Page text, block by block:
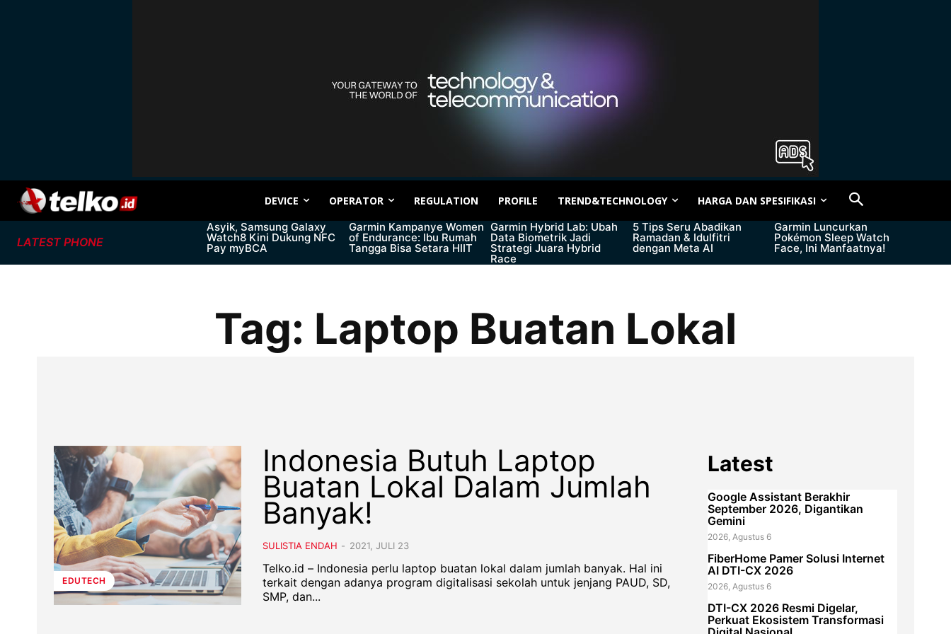
DEVICE OPERATOR REGULATION PROFILE TREND&TECHNOLOGY HARGA DAN SPESIFIKASI
LATEST PHONE
Asyik, Samsung Galaxy
Watch8 Kini Dukung NFC
Pay myBCA
Garmin Kampanye Women
of Endurance: Ibu Rumah
Tangga Bisa Setara HIIT
Garmin Hybrid Lab: Ubah
Data Biometrik Jadi
Strategi Juara Hybrid
Race
5 Tips Seru Abadikan
Ramadan & Idulfitri
dengan Meta AI
Garmin Luncurkan
Pokémon Sleep Watch
Face, Ini Manfaatnya!
Tag: Laptop Buatan Lokal
EDUTECH
Indonesia Butuh Laptop
Buatan Lokal Dalam Jumlah
Banyak!
SULISTIA ENDAH - 2021, JULI 23
Telko.id – Indonesia perlu laptop buatan lokal dalam jumlah banyak. Hal ini
terkait dengan adanya program digitalisasi sekolah untuk jenjang PAUD, SD,
SMP, dan...
Latest
Google Assistant Berakhir
September 2026, Digantikan
Gemini
2026, Agustus 6
FiberHome Pamer Solusi Internet
AI DTI-CX 2026
2026, Agustus 6
DTI-CX 2026 Resmi Digelar,
Perkuat Ekosistem Transformasi